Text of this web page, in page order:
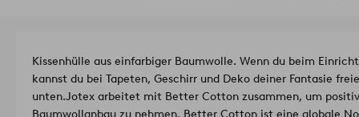
Kissenhülle aus einfarbiger Baumwolle. Wenn du beim
kannst du bei Tapeten, Geschirr und Deko deiner Fantasie
unten.Jotex arbeitet mit Better Cotton zusammen, um
Baumwollanbau zu nehmen. Better Cotton ist eine globale